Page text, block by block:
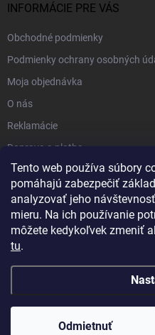
Tento web používa súbory
pomáhajú zabezpečiť
analyzovať jeho
mieru. Na ich používanie
môžete kedykoľvek zmeniť
tu.
Odmietnuť
INFORMÁCIE PRE VÁS
Obchodné podmienky
Podmienky ochrany osobných
Moja objednávka
O nás
Reklamácie
Doprava a platba
Kontakt
Blog
Copyright 2026PartnerShop.sk